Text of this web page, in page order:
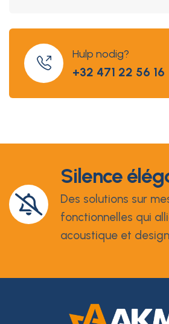
Hulp nodig?
+32 471 22 56 16
Silence
Des solutions sur
fonctionnelles qui
acoustique et